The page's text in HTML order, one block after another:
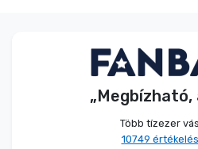
Több tízezer
10749 értékelés